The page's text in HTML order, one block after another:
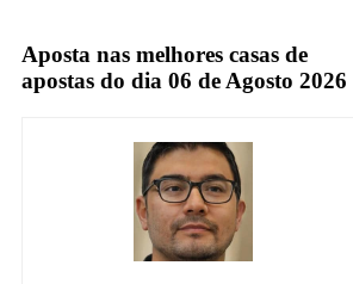
Aposta nas melhores casas de
apostas do dia 06 de Agosto 2026